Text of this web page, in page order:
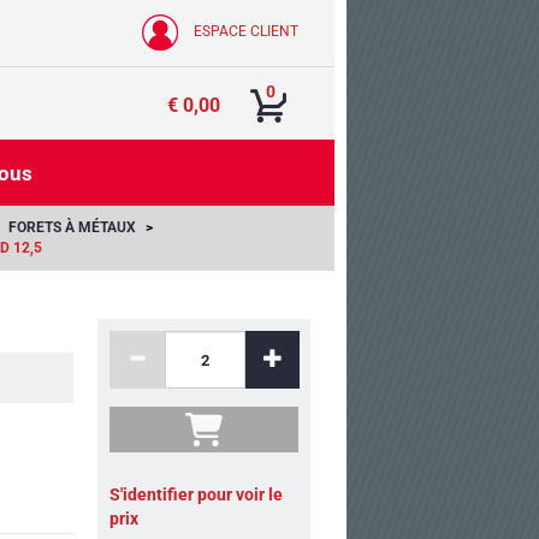
ESPACE CLIENT
0
€ 0,00
FORETS À MÉTAUX
12,5
S'identifier pour voir le
prix